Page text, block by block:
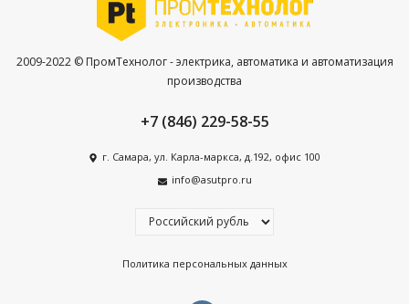
2009-2022 © ПромТехнолог - электрика, автоматика и автоматизация
производства
+7 (846) 229-58-55
г. Самара, ул. Карла-маркса, д.192, офис 100
info@asutpro.ru
Политика персональных данных